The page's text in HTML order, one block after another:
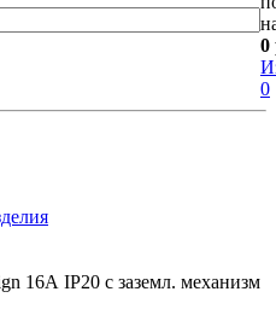
0
0
16А IP20 с заземл. механизм